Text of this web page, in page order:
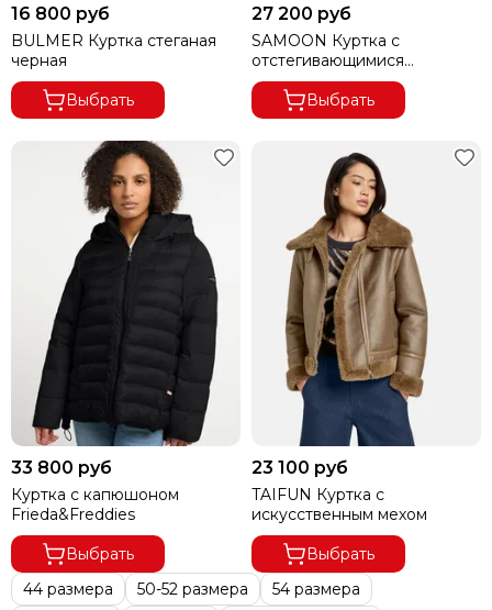
16 800 руб
BULMER Куртка стеганая
черная
Выбрать
27 200 руб
SAMOON Куртка с
отстегивающимися
рукавами
Выбрать
33 800 руб
Куртка с капюшоном
Frieda&Freddies
Выбрать
23 100 руб
TAIFUN Куртка с
искусственным мехом
Выбрать
44 размера
50-52 размера
54 размера